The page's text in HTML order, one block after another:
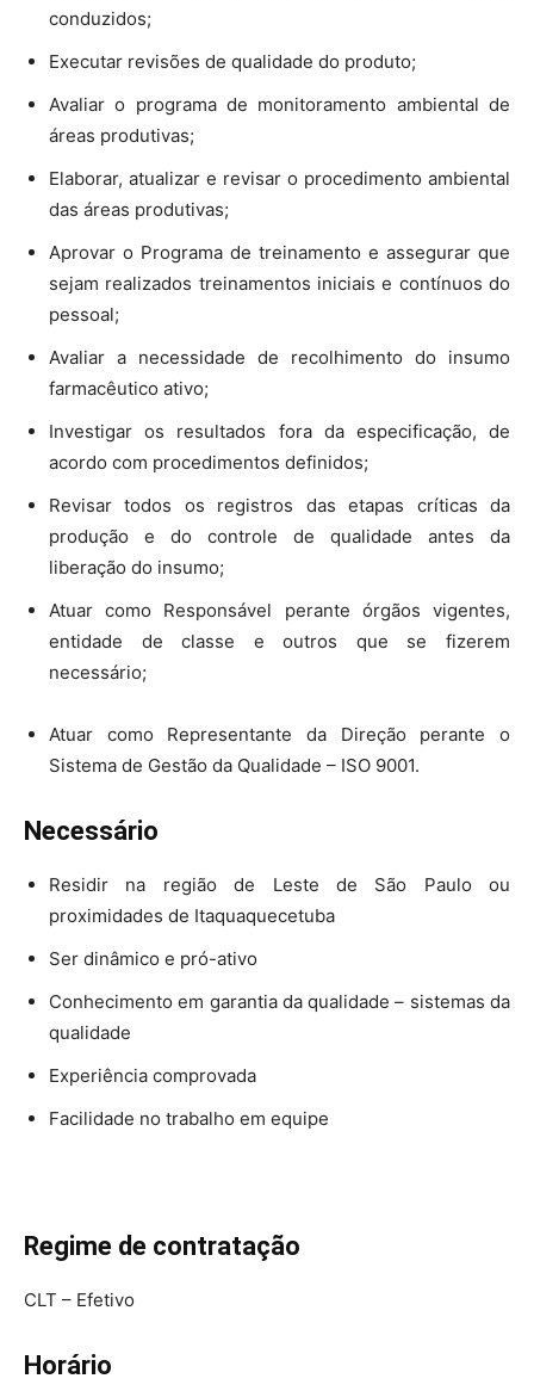
conduzidos;
Executar revisões de qualidade do produto;
Avaliar o programa de monitoramento ambiental de
áreas produtivas;
Elaborar, atualizar e revisar o procedimento ambiental
das áreas produtivas;
Aprovar o Programa de treinamento e assegurar que
sejam realizados treinamentos iniciais e contínuos do
pessoal;
Avaliar a necessidade de recolhimento do insumo
farmacêutico ativo;
Investigar os resultados fora da especificação, de
acordo com procedimentos definidos;
Revisar todos os registros das etapas críticas da
produção e do controle de qualidade antes da
liberação do insumo;
Atuar como Responsável perante órgãos vigentes,
entidade de classe e outros que se fizerem
necessário;
Atuar como Representante da Direção perante o
Sistema de Gestão da Qualidade – ISO 9001.
Necessário
Residir na região de Leste de São Paulo ou
proximidades de Itaquaquecetuba
Ser dinâmico e pró-ativo
Conhecimento em garantia da qualidade – sistemas da
qualidade
Experiência comprovada
Facilidade no trabalho em equipe
Regime de contratação
CLT – Efetivo
Horário